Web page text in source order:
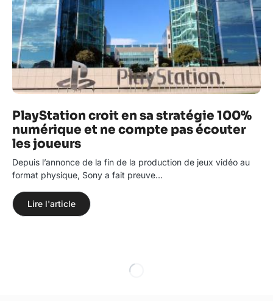
PlayStation croit en sa stratégie 100%
numérique et ne compte pas écouter
les joueurs
Depuis l’annonce de la fin de la production de jeux vidéo au
format physique, Sony a fait preuve…
Lire l'article